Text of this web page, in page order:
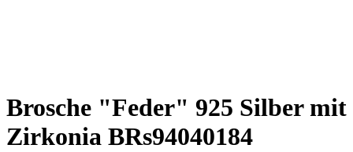
Brosche "Feder" 925 Silber mit
Zirkonia BRs94040184